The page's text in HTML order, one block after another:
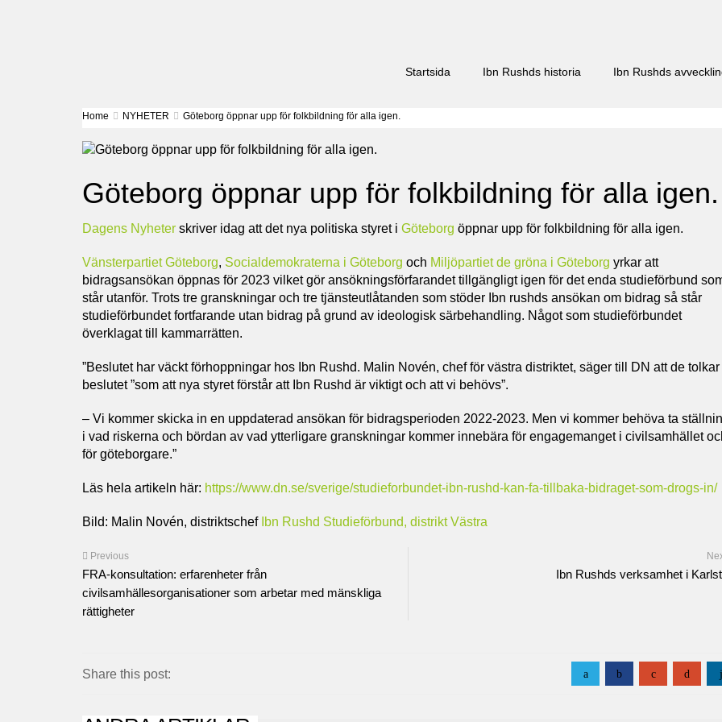
Startsida Ibn Rushds historia Ibn Rushds
Home NYHETER Göteborg öppnar upp för folkbildning för alla igen.
Göteborg öppnar upp för folkbildning för alla igen.
Dagens Nyheter skriver idag att det nya politiska styret i Göteborg öppnar upp för folkbildning för alla igen.
Vänsterpartiet Göteborg, Socialdemokraterna i Göteborg och Miljöpartiet de gröna i Göteborg yrkar att
bidragsansökan öppnas för 2023 vilket gör ansökningsförfarandet tillgängligt igen för det enda studieförbund
står utanför. Trots tre granskningar och tre tjänsteutlåtanden som stöder Ibn rushds ansökan om bidrag så står
studieförbundet fortfarande utan bidrag på grund av ideologisk särbehandling. Något som studieförbundet
överklagat till kammarrätten.
”Beslutet har väckt förhoppningar hos Ibn Rushd. Malin Novén, chef för västra distriktet, säger till DN att de tolkar
beslutet ”som att nya styret förstår att Ibn Rushd är viktigt och att vi behövs”.
– Vi kommer skicka in en uppdaterad ansökan för bidragsperioden 2022-2023. Men vi kommer behöva ta
i vad riskerna och bördan av vad ytterligare granskningar kommer innebära för engagemanget i civilsamhället
för göteborgare.”
Läs hela artikeln här: https://www.dn.se/sverige/studieforbundet-ibn-rushd-kan-fa-tillbaka-bidraget-som-drogs-in/
Bild: Malin Novén, distriktschef Ibn Rushd Studieförbund, distrikt Västra
Previous
FRA-konsultation: erfarenheter från
civilsamhällesorganisationer som arbetar med mänskliga
rättigheter
Ibn Rushds verksamhet i
Share this post: a b c d j